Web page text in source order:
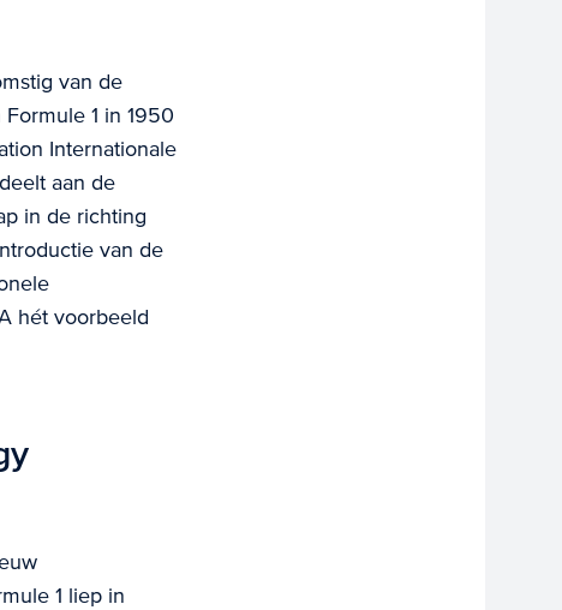
van de
1 in 1950
Internationale
aan de
in de richting
van de
hét voorbeeld
1 liep in